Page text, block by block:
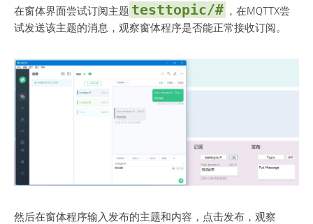
在窗体界面尝试订阅主题 testtopic/# ，在MQTTX尝
试发送该主题的消息，观察窗体程序是否能正常接收订阅。
然后在窗体程序输入发布的主题和内容，点击发布，观察